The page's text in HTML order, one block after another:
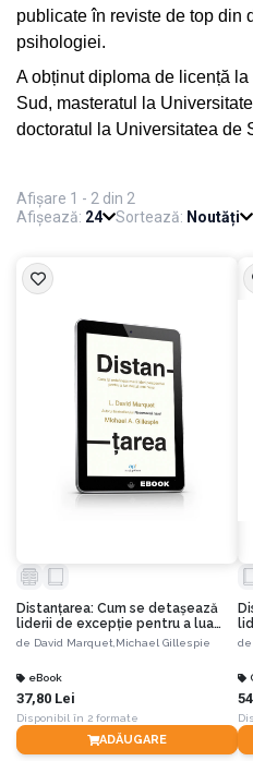
publicate în reviste de top din
psihologiei.
A obținut diploma de licență
Sud, masteratul la
doctoratul la Universitatea de
Afișare 1 - 2 din 2
Afișează: 24 Sortează: Noutăți
Distanțarea: Cum se detașează
liderii de excepție pentru a lua
decizii mai bune
de David Marquet, Michael Gillespie
eBook
37,80 Lei
Disponibil în 2 formate
ADĂUGARE
de